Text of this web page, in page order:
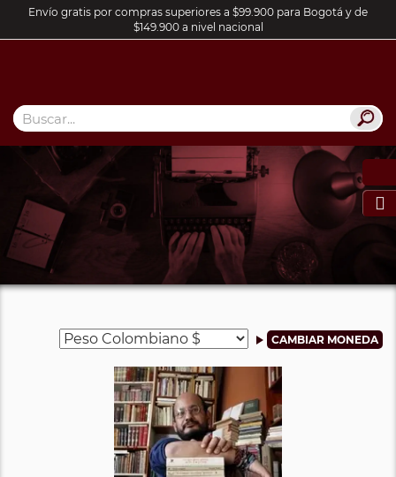
Envío gratis por compras superiores a $99.900 para Bogotá y de
$149.900 a nivel nacional
